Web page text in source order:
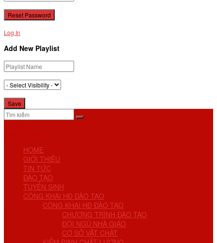
Log In
Add New Playlist
HOME
GIỚI THIỆU
TIN TỨC
ĐÀO TẠO
TUYỂN SINH
CÔNG KHAI HĐ ĐÀO TẠO
CÔNG KHAI HĐ ĐÀO TẠO
CHƯƠNG TRÌNH ĐÀO TẠO
ĐỘI NGŨ NHÀ GIÁO
CƠ SỞ VẬT CHẤT